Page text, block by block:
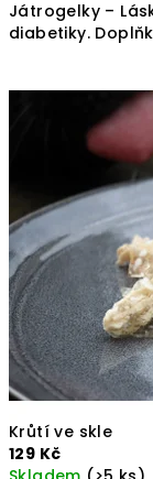
Játrogelky –
diabetiky.
Krůtí ve skle
129 Kč